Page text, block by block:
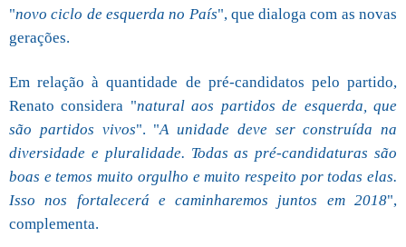
"novo ciclo de esquerda no País", que dialoga com as novas
gerações.
Em relação à quantidade de pré-candidatos pelo partido,
Renato considera "natural aos partidos de esquerda, que
são partidos vivos". "A unidade deve ser construída na
diversidade e pluralidade. Todas as pré-candidaturas são
boas e temos muito orgulho e muito respeito por todas elas.
Isso nos fortalecerá e caminharemos juntos em 2018",
complementa.